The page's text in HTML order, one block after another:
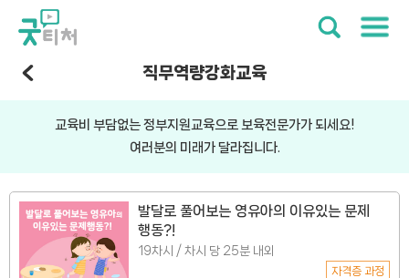
직무역량강화교육
교육비 부담없는 정부지원교육으로 보육전문가가 되세요!
여러분의 미래가 달라집니다.
발달로 풀어보는 영유아의 이유있는 문제
행동?!
19차시 / 차시 당 25분 내외
자격증 과정